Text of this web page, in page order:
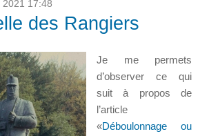
17:48
des Rangiers
Je me permets
d’observer ce qui
suit à propos de
l’article
«Déboulonnage ou